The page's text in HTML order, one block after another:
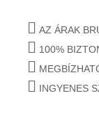
AZ ÁRAK
100%
INGYENES